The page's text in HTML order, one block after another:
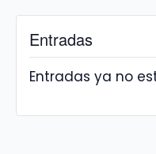
Entradas
Entradas ya no